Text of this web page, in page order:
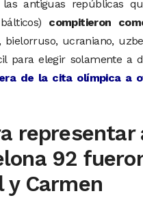
antiguas repúblicas
compitieron
bielorruso, ucraniano,
para elegir solamente a
de la cita olímpica a
representar
92
y Carmen